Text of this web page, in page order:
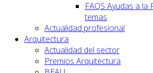
FAQS Ayudas a
temas
Actualidad profesional
Arquitectura
Actualidad del sector
Premios Arquitectura